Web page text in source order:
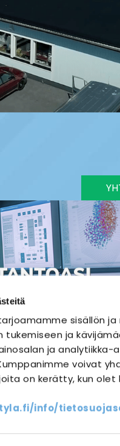
sisällön
tukemiseen ja
ja
voivat
on kerätty, kun olet
info/
SÄHKÖURAKOINTI